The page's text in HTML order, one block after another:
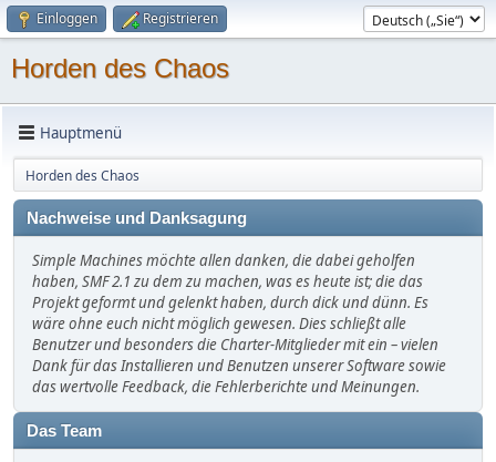
Einloggen Registrieren
Horden des Chaos
Hauptmenü
Horden des Chaos
Nachweise und Danksagung
Simple Machines möchte allen danken, die dabei geholfen
haben, SMF 2.1 zu dem zu machen, was es heute ist; die das
Projekt geformt und gelenkt haben, durch dick und dünn. Es
wäre ohne euch nicht möglich gewesen. Dies schließt alle
Benutzer und besonders die Charter-Mitglieder mit ein – vielen
Dank für das Installieren und Benutzen unserer Software sowie
das wertvolle Feedback, die Fehlerberichte und Meinungen.
Das Team